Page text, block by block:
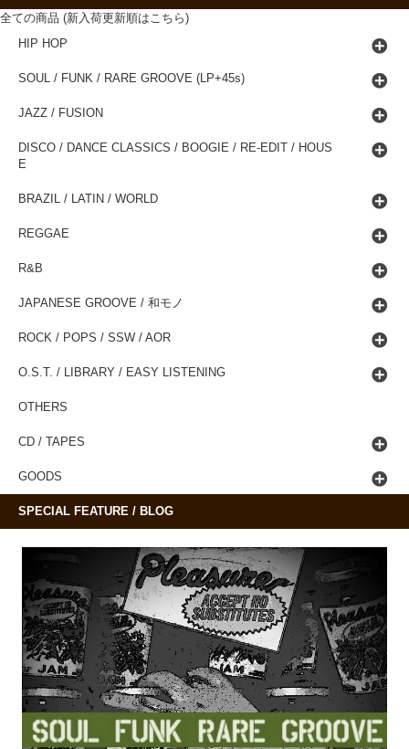
全ての商品 (新入荷更新順はこちら)
HIP HOP
SOUL / FUNK / RARE GROOVE (LP+45s)
JAZZ / FUSION
DISCO / DANCE CLASSICS / BOOGIE / RE-EDIT / HOUS
E
BRAZIL / LATIN / WORLD
REGGAE
R&B
JAPANESE GROOVE / 和モノ
ROCK / POPS / SSW / AOR
O.S.T. / LIBRARY / EASY LISTENING
OTHERS
CD / TAPES
GOODS
SPECIAL FEATURE / BLOG